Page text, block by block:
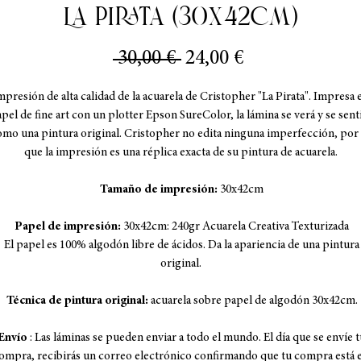
La Pirata (30x42cm)
30,00 € Precio
24,00 €
oferta
de alta calidad de la acuarela de Cristopher "La Pirata". Impresa
de fine art con un plotter Epson SureColor, la lámina se verá y se
una pintura original. Cristopher no edita ninguna imperfección, por
que la impresión es una réplica exacta de su pintura de acuarela.
Tamaño de impresión: 30x42cm
Papel de impresión: 30x42cm: 240gr Acuarela Creativa Texturizada
El papel es 100% algodón libre de ácidos. Da la apariencia de una pintura
original.
Técnica de pintura original: acuarela sobre papel de algodón 30x42cm.
: Las láminas se pueden enviar a todo el mundo. El día que se envíe
recibirás un correo electrónico confirmando que tu compra está